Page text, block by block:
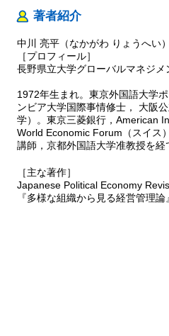
4 従業員の発言の変化
5 小括
第7章 分析，考察―伝わる声・伝
1 発見事実
3 小括
総括
第8章 結論― 労働者の権利が問わ
1 研究成果
2 貢献，含意
3 限界と今後の研究課題
著者紹介
中川 亮平（なかがわ りょうへい）
［プロフィール］
長野県立大学グローバルマネジメ
1972年生まれ。東京外国語大学
ンビア大学国際事情修士， 大阪
学）。東京三菱銀行，American
World Economic Forum（スイス
講師，京都外国語大学准教授を経
［主な著作］
Japanese Political Economy
『多様な組織から見る経営管理論